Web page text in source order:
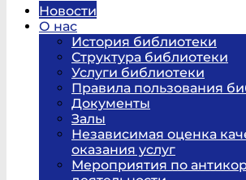
Новости
О нас
История библиотеки
Структура библиотеки
Услуги библиотеки
Правила пользования
Документы
Залы
Независимая оценка
оказания услуг
Мероприятия по